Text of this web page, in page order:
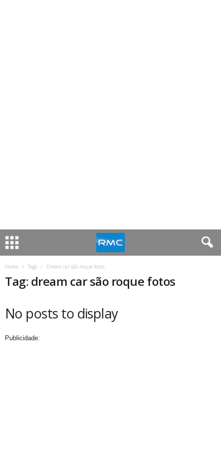
Home Tags Dream car são roque fotos
Tag: dream car são roque fotos
No posts to display
Publicidade: